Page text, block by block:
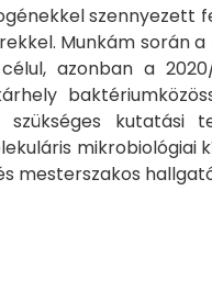
Munkám
azonban a
kutatási
mesterszakos